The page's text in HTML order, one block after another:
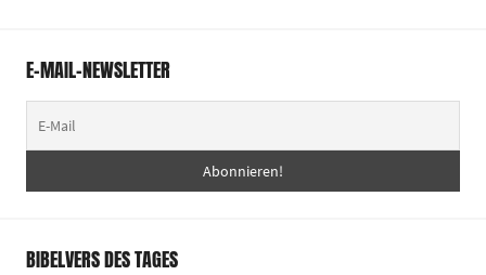
E-MAIL-NEWSLETTER
BIBELVERS DES TAGES